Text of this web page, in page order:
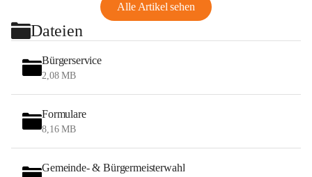
Alle Artikel sehen
Dateien
Bürgerservice
2,08 MB
Formulare
8,16 MB
Gemeinde- & Bürgermeisterwahl